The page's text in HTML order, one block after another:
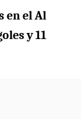
en el Al
y 11